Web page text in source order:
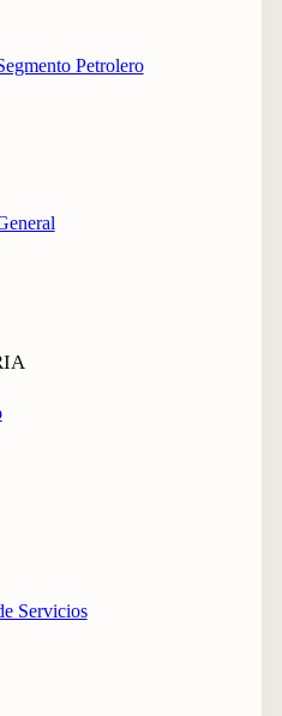
Petrolero
Servicios